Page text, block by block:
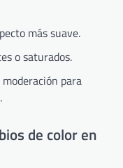
más suave.
o saturados.
para
de color en